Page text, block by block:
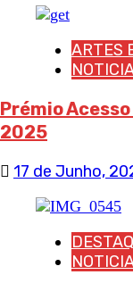
ARTES
Prémio
2025
17 de Junho,